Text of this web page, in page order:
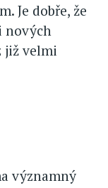
Je dobře, že
nových
již velmi
významný